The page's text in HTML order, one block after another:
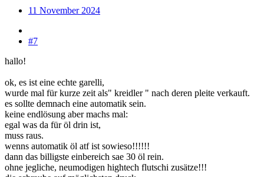
11 November 2024
#7
hallo!
ok, es ist eine echte garelli,
wurde mal für kurze zeit als" kreidler " nach deren pleite verkauft.
es sollte demnach eine automatik sein.
keine endlösung aber machs mal:
egal was da für öl drin ist,
muss raus.
wenns automatik öl atf ist sowieso!!!!!!
dann das billigste einbereich sae 30 öl rein.
ohne jegliche, neumodigen hightech flutschi zusätze!!!